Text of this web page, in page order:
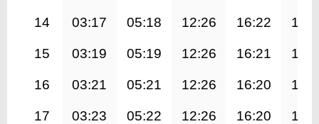
14 03:17 05:18 12:26 16:22
15 03:19 05:19 12:26 16:21
16 03:21 05:21 12:26 16:20
17 03:23 05:22 12:26 16:20